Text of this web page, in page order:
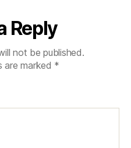
Reply
not be published.
are marked *